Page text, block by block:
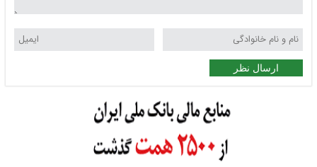
ارسال نظر